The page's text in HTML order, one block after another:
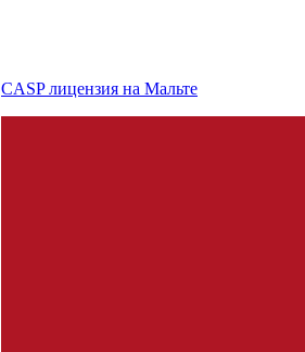
CASP лицензия на Мальте